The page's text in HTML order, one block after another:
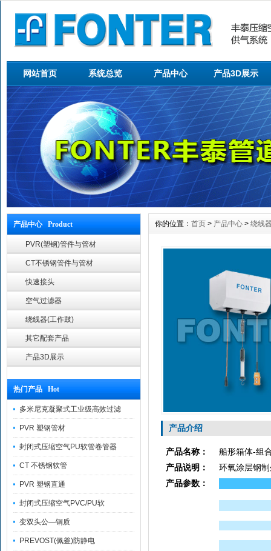
网站首页 系统总览 产品中心 产品3D展示
产品中心 Product
PVR(塑钢)管件与管材
CT不锈钢管件与管材
快速接头
空气过滤器
绕线器(工作鼓)
其它配套产品
产品3D展示
热门产品 Hot
多米尼克凝聚式工业级高效过滤
PVR 塑钢管材
封闭式压缩空气PU软管卷管器
CT 不锈钢软管
PVR 塑钢直通
封闭式压缩空气PVC/PU软
变双头公—铜质
PREVOST(佩釜)防静电
你的位置： 首页 > 产品中心 > 绕线
产品介绍
产品名称：
船形箱体-组
产品说明：
环氧涂层钢
产品参数：